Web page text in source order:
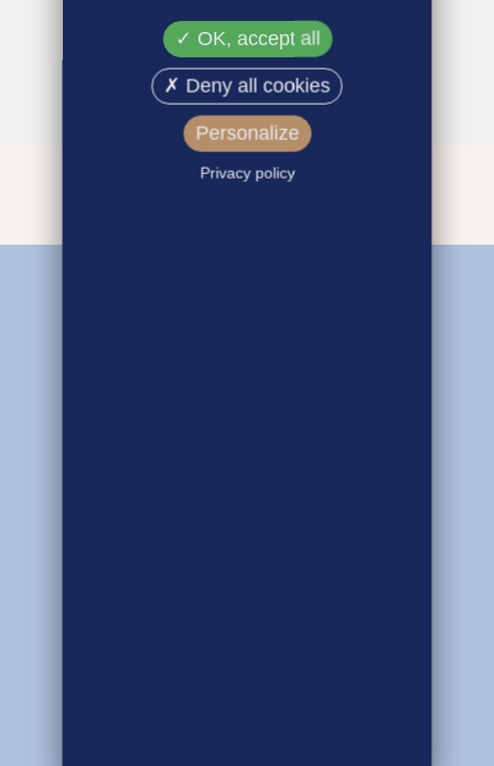
OK, accept all
Deny all cookies
Personalize
Privacy policy